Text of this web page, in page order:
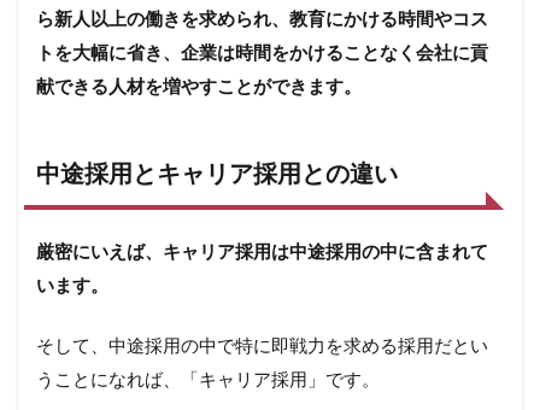
すす
め
4.2
外な
財
法務
すす
ら新人以上の働きを求められ、教育にかける時間やコス
トを大幅に省き、企業は時間をかけることなく会社に貢
献できる人材を増やすことができます。
中途採用とキャリア採用との違い
厳密にいえば、キャリア採用は中途採用の中に含まれて
います。
そして、中途採用の中で特に即戦力を求める採用だとい
うことになれば、「キャリア採用」です。